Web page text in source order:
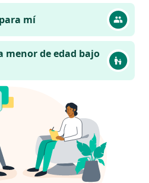
mí
menor de edad bajo